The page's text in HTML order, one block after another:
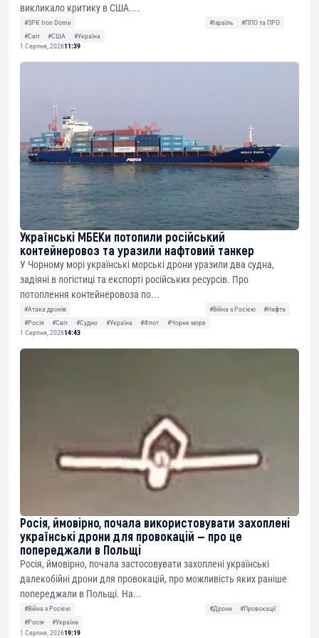
викликало критику в США....
#ЗРК Iron Dome #Ізраїль
#ППО та ПРО
#Світ
#США
#Україна
1 Серпня, 202611:39
Українські МБЕКи потопили російський
контейнеровоз та уразили нафтовий танкер
У Чорному морі українські морські дрони уразили два судна,
задіяні в логістиці та експорті російських ресурсів. Про
потоплення контейнеровоза по...
#Атака дронів #Війна з Росією
#Нафта
#Росія
#Світ #Судно #Україна #Флот
#Чорне море
1 Серпня, 202614:43
Росія, ймовірно, почала використовувати захоплені
українські дрони для провокацій — про це
попереджали в Польщі
Росія, ймовірно, почала застосовувати захоплені українські
далекобійні дрони для провокацій, про можливість яких раніше
попереджали в Польщі. На...
#Війна з Росією #Дрони
#Провокації
#Росія
#Україна
1 Серпня, 202619:19